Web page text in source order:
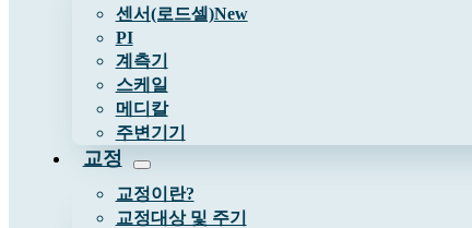
센서(로드셀)New
PI
계측기
스케일
메디칼
주변기기
교정
교정이란?
교정대상 및 주기